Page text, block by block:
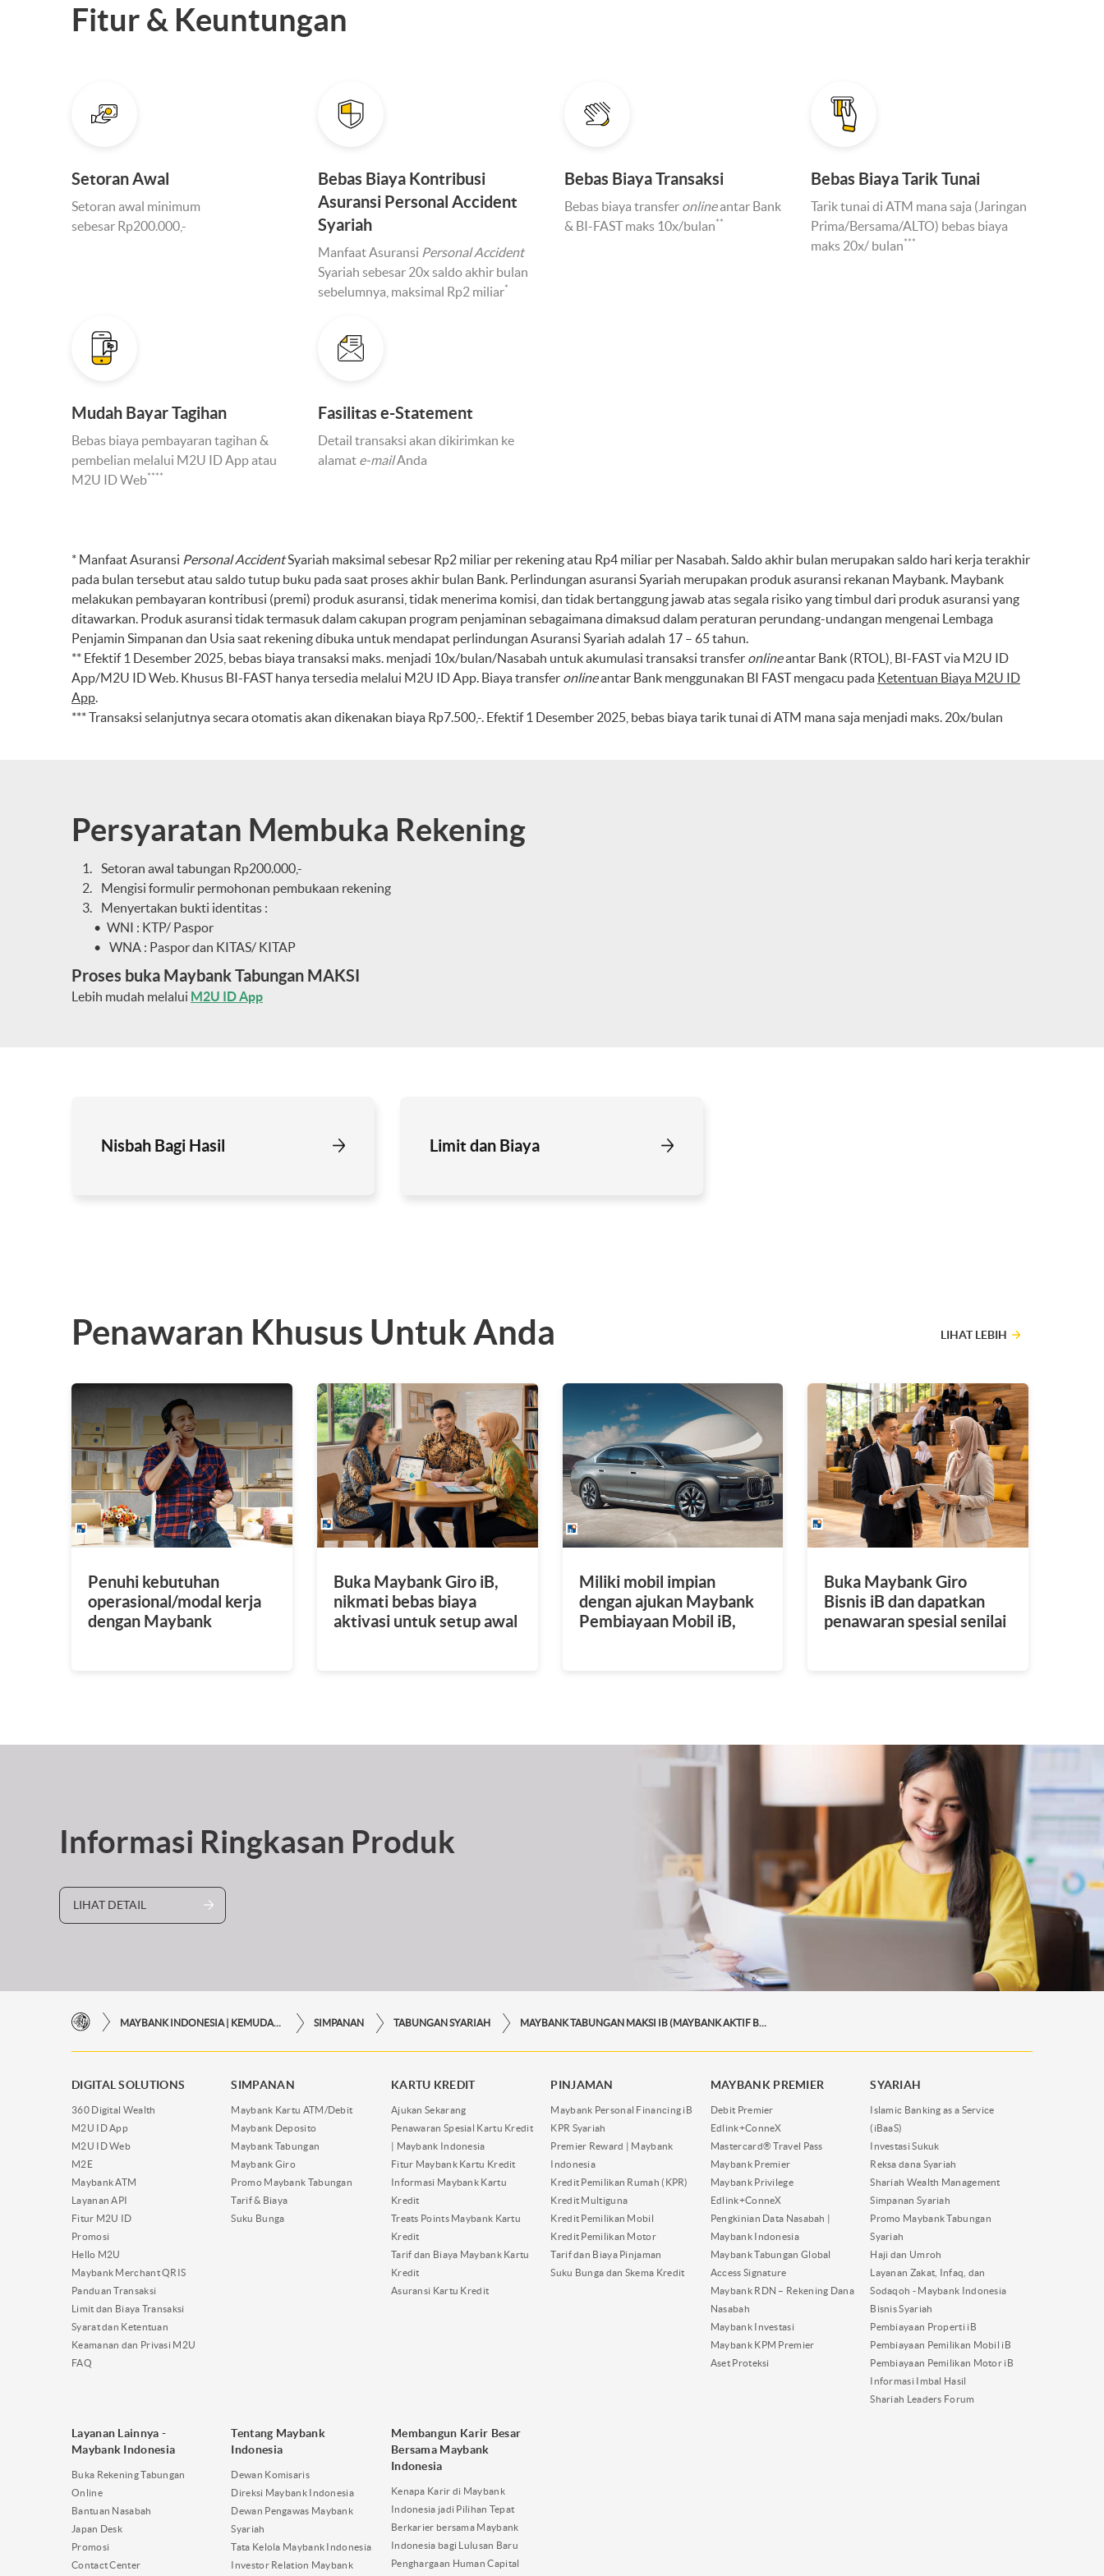
Fitur & Keuntungan
Setoran Awal
Setoran awal minimum
sebesar Rp200.000,-
Bebas Biaya Kontribusi
Asuransi Personal Accident
Syariah
Manfaat Asuransi Personal Accident
Syariah sebesar 20x saldo akhir bulan
sebelumnya, maksimal Rp2 miliar*
Bebas Biaya Transaksi
Bebas biaya transfer onlineantar Bank
& BI-FAST maks 10x/bulan**
Bebas Biaya Tarik Tunai
Tarik tunai di ATM mana saja (Jaringan
Prima/Bersama/ALTO) bebas biaya
maks 20x/ bulan***
Mudah Bayar Tagihan
Bebas biaya pembayaran tagihan &
pembelian melalui M2U ID App atau
M2U ID Web****
Fasilitas e-Statement
Detail transaksi akan dikirimkan ke
alamat e-mailAnda
* Manfaat Asuransi Personal AccidentSyariah maksimal sebesar Rp2 miliar per rekening atau Rp4 miliar per Nasabah. Saldo akhir bulan merupakan saldo hari kerja terakhir
pada bulan tersebut atau saldo tutup buku pada saat proses akhir bulan Bank. Perlindungan asuransi Syariah merupakan produk asuransi rekanan Maybank. Maybank
melakukan pembayaran kontribusi (premi) produk asuransi, tidak menerima komisi, dan tidak bertanggung jawab atas segala risiko yang timbul dari produk asuransi yang
ditawarkan. Produk asuransi tidak termasuk dalam cakupan program penjaminan sebagaimana dimaksud dalam peraturan perundang-undangan mengenai Lembaga
Penjamin Simpanan dan Usia saat rekening dibuka untuk mendapat perlindungan Asuransi Syariah adalah 17 – 65 tahun.
** Efektif 1 Desember 2025, bebas biaya transaksi maks. menjadi 10x/bulan/Nasabah untuk akumulasi transaksi transfer onlineantar Bank (RTOL), BI-FAST via M2U ID
App/M2U ID Web. Khusus BI-FAST hanya tersedia melalui M2U ID App. Biaya transfer onlineantar Bank menggunakan BI FAST mengacu pada Ketentuan Biaya M2U ID
App.
*** Transaksi selanjutnya secara otomatis akan dikenakan biaya Rp7.500,-. Efektif 1 Desember 2025, bebas biaya tarik tunai di ATM mana saja menjadi maks. 20x/bulan
Persyaratan Membuka Rekening
Setoran awal tabungan Rp200.000,-
Mengisi formulir permohonan pembukaan rekening
Menyertakan bukti identitas :
WNI : KTP/ Paspor
WNA : Paspor dan KITAS/ KITAP
Proses buka Maybank Tabungan MAKSI
Lebih mudah melalui M2U ID App
Nisbah Bagi Hasil Limit dan Biaya
Penawaran Khusus Untuk Anda LIHAT LEBIH
Penuhi kebutuhan
operasional/modal kerja
dengan Maybank
Buka Maybank Giro iB,
nikmati bebas biaya
aktivasi untuk setup awal
Miliki mobil impian
dengan ajukan Maybank
Pembiayaan Mobil iB,
Buka Maybank Giro
Bisnis iB dan dapatkan
penawaran spesial senilai
Informasi Ringkasan Produk
LIHAT DETAIL
MAYBANK INDONESIA | KEMUDAHAN TRANSAKSI FINANSIAL DI UJUNG JARI ANDA SIMPANAN TABUNGAN SYARIAH MAYBANK TABUNGAN MAKSI IB (MAYBANK AKTIF BEBAS TRANSAKSI)
DIGITAL SOLUTIONS
360 Digital Wealth
M2U ID App
M2U ID Web
M2E
Maybank ATM
Layanan API
Fitur M2U ID
Promosi
Hello M2U
Maybank Merchant QRIS
Panduan Transaksi
Limit dan Biaya Transaksi
Syarat dan Ketentuan
Keamanan dan Privasi M2U
FAQ
SIMPANAN
Maybank Kartu ATM/Debit
Maybank Deposito
Maybank Tabungan
Maybank Giro
Promo Maybank Tabungan
Tarif & Biaya
Suku Bunga
KARTU KREDIT
Ajukan Sekarang
Penawaran Spesial Kartu Kredit
| Maybank Indonesia
Fitur Maybank Kartu Kredit
Informasi Maybank Kartu
Kredit
Treats Points Maybank Kartu
Kredit
Tarif dan Biaya Maybank Kartu
Kredit
Asuransi Kartu Kredit
PINJAMAN
Maybank Personal Financing iB
KPR Syariah
Premier Reward | Maybank
Indonesia
Kredit Pemilikan Rumah (KPR)
Kredit Multiguna
Kredit Pemilikan Mobil
Kredit Pemilikan Motor
Tarif dan Biaya Pinjaman
Suku Bunga dan Skema Kredit
MAYBANK PREMIER
Debit Premier
Edlink+ConneX
Mastercard® Travel Pass
Maybank Premier
Maybank Privilege
Edlink+ConneX
Pengkinian Data Nasabah |
Maybank Indonesia
Maybank Tabungan Global
Access Signature
Maybank RDN – Rekening Dana
Nasabah
Maybank Investasi
Maybank KPM Premier
Aset Proteksi
SYARIAH
Islamic Banking as a Service
(iBaaS)
Investasi Sukuk
Reksa dana Syariah
Shariah Wealth Management
Simpanan Syariah
Promo Maybank Tabungan
Syariah
Haji dan Umroh
Layanan Zakat, Infaq, dan
Sodaqoh - Maybank Indonesia
Bisnis Syariah
Pembiayaan Properti iB
Pembiayaan Pemilikan Mobil iB
Pembiayaan Pemilikan Motor iB
Informasi Imbal Hasil
Shariah Leaders Forum
Layanan Lainnya -
Maybank Indonesia
Buka Rekening Tabungan
Online
Bantuan Nasabah
Japan Desk
Promosi
Contact Center
Tentang Maybank
Indonesia
Dewan Komisaris
Direksi Maybank Indonesia
Dewan Pengawas Maybank
Syariah
Tata Kelola Maybank Indonesia
Investor Relation Maybank
Membangun Karir Besar
Bersama Maybank
Indonesia
Kenapa Karir di Maybank
Indonesia jadi Pilihan Tepat
Berkarier bersama Maybank
Indonesia bagi Lulusan Baru
Penghargaan Human Capital